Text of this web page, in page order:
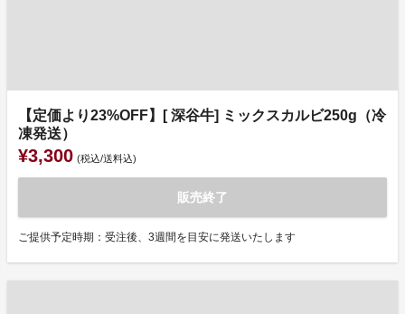
【定価より23%OFF】[ 深谷牛] ミックスカルビ250g（冷
凍発送）
¥3,300 (税込/送料込)
販売終了
ご提供予定時期：受注後、3週間を目安に発送いたします